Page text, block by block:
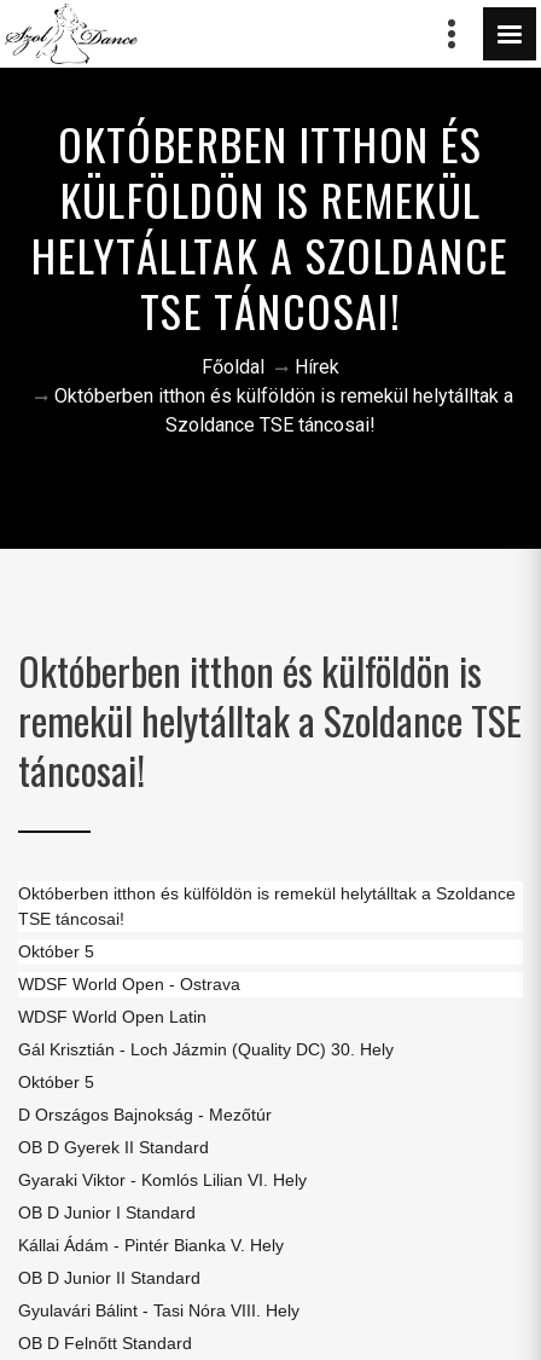
OKTÓBERBEN ITTHON ÉS
KÜLFÖLDÖN IS REMEKÜL
HELYTÁLLTAK A SZOLDANCE
TSE TÁNCOSAI!
Főoldal
Hírek
Októberben itthon és külföldön is remekül helytálltak a
Szoldance TSE táncosai!
Októberben itthon és külföldön is
remekül helytálltak a Szoldance TSE
táncosai!
Októberben itthon és külföldön is remekül helytálltak a Szoldance
TSE táncosai!
Október 5
WDSF World Open - Ostrava
WDSF World Open Latin
Gál Krisztián - Loch Jázmin (Quality DC) 30. Hely
Október 5
D Országos Bajnokság - Mezőtúr
OB D Gyerek II Standard
Gyaraki Viktor - Komlós Lilian VI. Hely
OB D Junior I Standard
Kállai Ádám - Pintér Bianka V. Hely
OB D Junior II Standard
Gyulavári Bálint - Tasi Nóra VIII. Hely
OB D Felnőtt Standard